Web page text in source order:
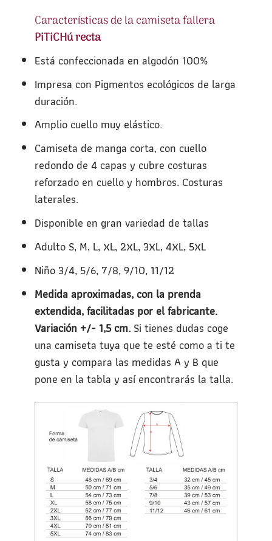
Características de la camiseta fallera
PiTiCHú recta
Está confeccionada en algodón 100%
Impresa con Pigmentos ecológicos de larga
duración.
Amplio cuello muy elástico.
Camiseta de manga corta, con cuello
redondo de 4 capas y cubre costuras
reforzado en cuello y hombros. Costuras
laterales.
Disponible en gran variedad de tallas
Adulto S, M, L, XL, 2XL, 3XL, 4XL, 5XL
Niño 3/4, 5/6, 7/8, 9/10, 11/12
Medida aproximadas, con la prenda
extendida, facilitadas por el fabricante.
Variación +/- 1,5 cm. Si tienes dudas coge
una camiseta tuya que te esté como a ti te
gusta y compara las medidas A y B que
pone en la tabla y así encontrarás la talla.